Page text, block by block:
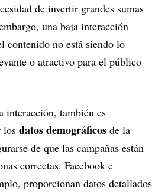
de invertir grandes sumas
una baja interacción
contenido no está siendo lo
o atractivo para el público
interacción, también es
los datos demográficos de la
de que las campañas están
correctas. Facebook e
proporcionan datos detallados